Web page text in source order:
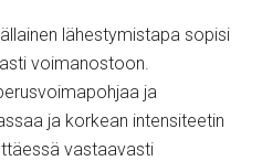
lähestymistapa sopisi
voimanostoon.
ja
ja korkean intensiteetin
vastaavasti